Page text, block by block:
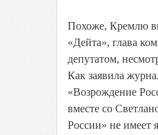
Похоже, Кремлю
«Дейта», глава
депутатом,
Как заявила
«Возрождение
вместе со
России» не имеет